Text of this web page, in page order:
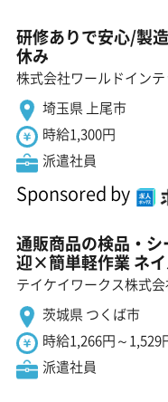
研修ありで安心/製
休み
株式会社ワールドインテ
埼玉県 上尾市
時給1,300円
派遣社員
Sponsored by
通販商品の検品・
迎×簡単軽作業 ネ
テイケイワークス株式会
茨城県 つくば市
時給1,266円～1,529
派遣社員